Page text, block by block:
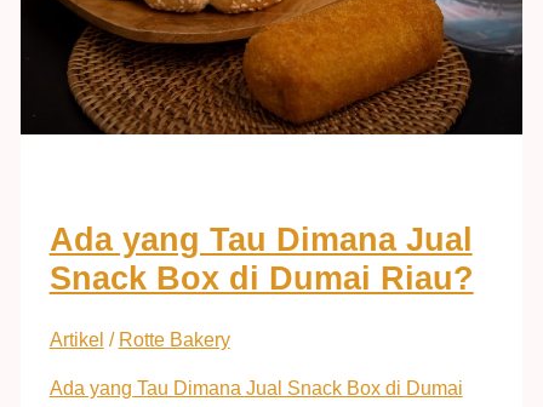
Ada yang Tau Dimana Jual
Snack Box di Dumai Riau?
Artikel / Rotte Bakery
Ada yang Tau Dimana Jual Snack Box di Dumai